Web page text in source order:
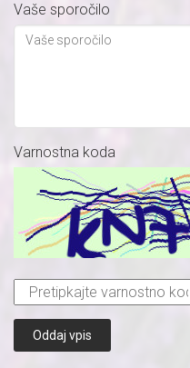
Vaše sporočilo
Varnostna koda
Oddaj vpis